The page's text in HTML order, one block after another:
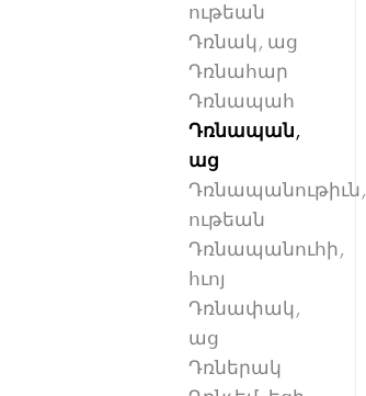
ութեան
Դռնակ, աց
Դռնահար
Դռնապահ
Դռնապան,
աց
Դռնապանութիւն,
ութեան
Դռնապանուհի,
հւոյ
Դռնափակ,
աց
Դռներակ